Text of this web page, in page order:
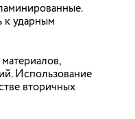
программы,
строительной
и
к ударным
Использование
вторичных